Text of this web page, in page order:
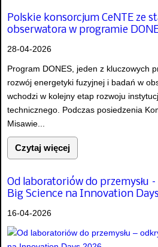
Polskie konsorcjum CeNTE ze
obserwatora w programie
28-04-2026
Program DONES, jeden z kluczowych
rozwój energetyki fuzyjnej i badań w
wchodzi w kolejny etap rozwoju
technicznego. Podczas posiedzenia
Misawie...
Czytaj więcej
Od laboratoriów do przemysłu
Big Science na Innovation
16-04-2026